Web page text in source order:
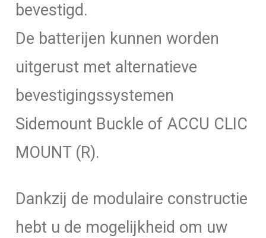
bevestigd.
De batterijen kunnen worden
uitgerust met alternatieve
bevestigingssystemen
Sidemount Buckle of ACCU CLIC
MOUNT (R).
Dankzij de modulaire constructie
hebt u de mogelijkheid om uw